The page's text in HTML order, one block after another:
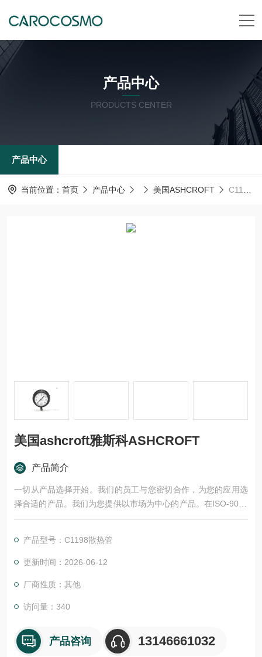
产品中心
PRODUCTS CENTER
产品中心
当前位置： 首页 产品中心 美国ASHCROFT C1198散热管美国ashcroft雅斯科ASHCROFT
美国ashcroft雅斯科ASHCROFT
产品简介
一切从产品选择开始。我们的员工与您密切合作，为您的应用选
择合适的产品。我们为您提供以市场为中心的产品。在ISO-9001
认证的生产基地生产的产品，经过严格的测试和批准程序的验
您提供帮助。我们还为您提供工具来*您的项目:
尾流频率计算器 （WFC）美国ASHCROFT雅斯科美国ashcroft
产品型号：C1198散热管
更新时间：2026-06-12
厂商性质：其他
访问量：340
产品咨询 13146661032